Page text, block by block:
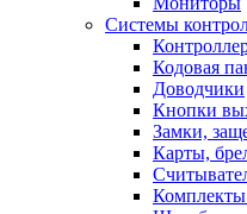
Системы
Кодовая
Доводчики
Кнопки
Замки,
Карты,